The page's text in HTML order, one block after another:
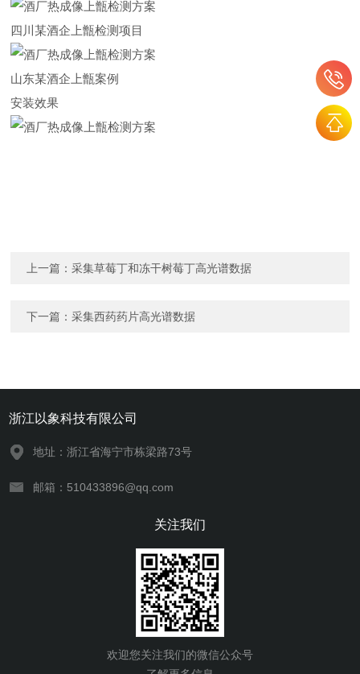
四川某酒企上甑检测项目
山东某酒企上甑案例
安装效果
上一篇：采集草莓丁和冻干树莓丁高光谱数据
下一篇：采集西药药片高光谱数据
浙江以象科技有限公司
地址：浙江省海宁市栋梁路73号
邮箱：510433896@qq.com
关注我们
欢迎您关注我们的微信公众号